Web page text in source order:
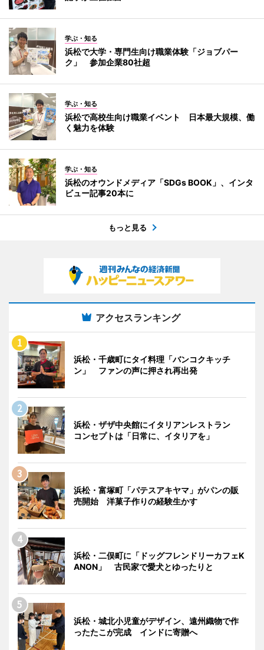
学ぶ・知る
浜松で大学・専門生向け職業体験「ジョブパー
ク」 参加企業80社超
学ぶ・知る
浜松で高校生向け職業イベント 日本最大規模、働
く魅力を体験
学ぶ・知る
浜松のオウンドメディア「SDGs BOOK」、インタ
ビュー記事20本に
もっと見る
アクセスランキング
浜松・千歳町にタイ料理「バンコクキッチ
ン」 ファンの声に押され再出発
浜松・ザザ中央館にイタリアンレストラン
コンセプトは「日常に、イタリアを」
浜松・富塚町「パテスアキヤマ」がパンの販
売開始 洋菓子作りの経験生かす
浜松・二俣町に「ドッグフレンドリーカフェK
ANON」 古民家で愛犬とゆったりと
浜松・城北小児童がデザイン、遠州織物で作
ったたこが完成 インドに寄贈へ